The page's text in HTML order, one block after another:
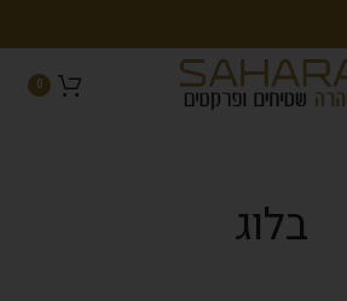
0
בלוג